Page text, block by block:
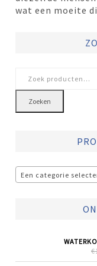
wat een moeite
naar:
Zoeken
Een categorie
€